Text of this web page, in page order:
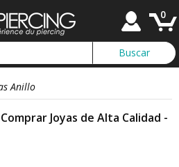
0
Anillo
Joyas de Alta Calidad -